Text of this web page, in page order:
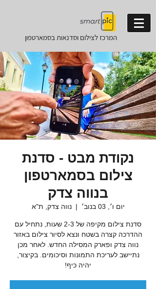
המרכז לצילום וסדנאותבסמארטפון
נקודת מבט - סדנת
צילום בסמארטפון
בנווה צדק
יום ו׳, 03 בנוב׳
  |
נווה צדק, ת"א
סדנת צילום מקיפה של 2-3 שעות, נתחיל עם
ההדרכה קצרה בשטח ונצא לסיור צילום באזור
נווה צדק ופארק המסילה החדש. לאחר מכן
נתיישב לעריכת התמונות וסיכומים. בקיצור,
יהיה כיף!